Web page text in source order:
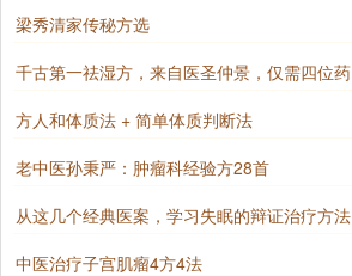
梁秀清家传秘方选
千古第一祛湿方，来自医圣仲景，仅需四位药
方人和体质法 + 简单体质判断法
老中医孙秉严：肿瘤科经验方28首
从这几个经典医案，学习失眠的辩证治疗方法
中医治疗子宫肌瘤4方4法